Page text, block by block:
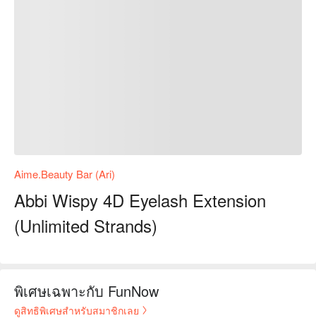
Aime.Beauty Bar (Ari)
Abbi Wispy 4D Eyelash Extension
(Unlimited Strands)
พิเศษเฉพาะกับ FunNow
ดูสิทธิพิเศษสำหรับสมาชิกเลย